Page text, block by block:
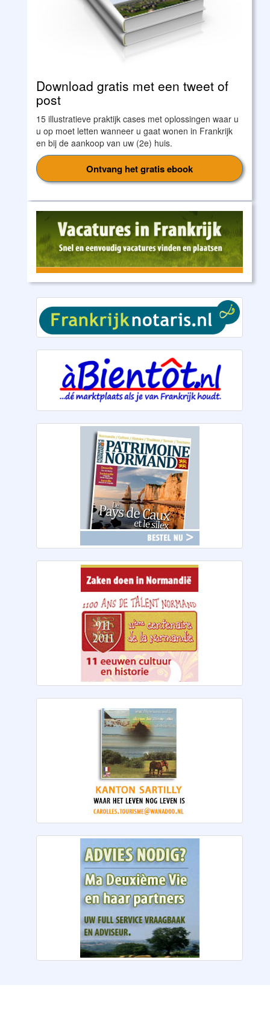
Download gratis met een tweet of
post
15 illustratieve praktijk cases met oplossingen waar u
u op moet letten wanneer u gaat wonen in Frankrijk
en bij de aankoop van uw (2e) huis.
Ontvang het gratis ebook